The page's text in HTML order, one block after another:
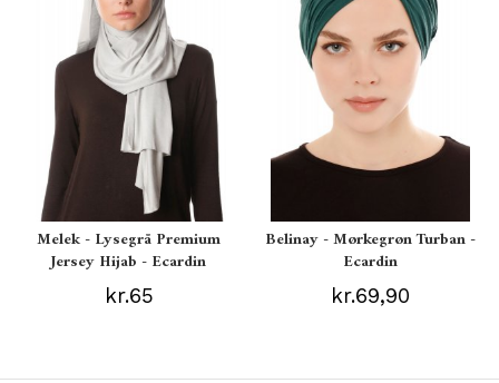
Melek - Lysegrå Premium
Jersey Hijab - Ecardin
kr.65
Belinay - Mørkegrøn Turban -
Ecardin
kr.69,90